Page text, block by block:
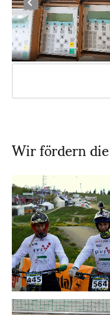
Wir fördern